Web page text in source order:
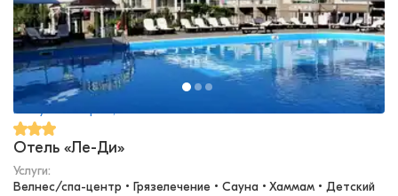
Республика Крым, Саки
Отель «Ле-Ди»
Услуги:
Велнес/спа-центр • Грязелечение • Сауна • Хаммам • Детский